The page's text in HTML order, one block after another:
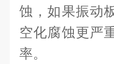
蚀，如果振动
空化腐蚀更严
率。